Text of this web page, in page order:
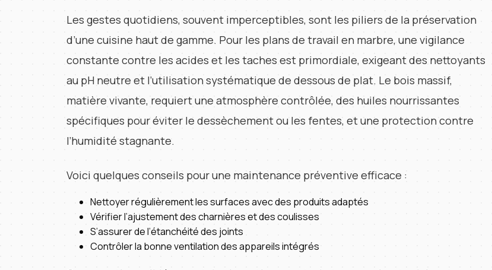
Les gestes quotidiens, souvent imperceptibles, sont les piliers de la préservation
d’une cuisine haut de gamme. Pour les plans de travail en marbre, une vigilance
constante contre les acides et les taches est primordiale, exigeant des nettoyants
au pH neutre et l’utilisation systématique de dessous de plat. Le bois massif,
matière vivante, requiert une atmosphère contrôlée, des huiles nourrissantes
spécifiques pour éviter le dessèchement ou les fentes, et une protection contre
l’humidité stagnante.
Voici quelques conseils pour une maintenance préventive efficace :
Nettoyer régulièrement les surfaces avec des produits adaptés
Vérifier l’ajustement des charnières et des coulisses
S’assurer de l’étanchéité des joints
Contrôler la bonne ventilation des appareils intégrés